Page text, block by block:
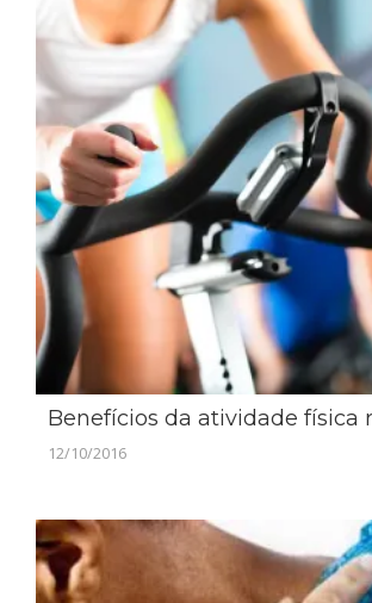
Benefícios da atividade física
12/10/2016